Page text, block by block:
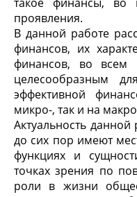
проявления.
В данной работе
финансов, их
финансов, во всем
целесообразным
эффективной
микро-, так и на
Актуальность
до сих пор имеют
функциях и
точках зрения по
роли в жизни